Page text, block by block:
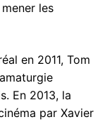
les
en 2011, Tom
En 2013, la
par Xavier